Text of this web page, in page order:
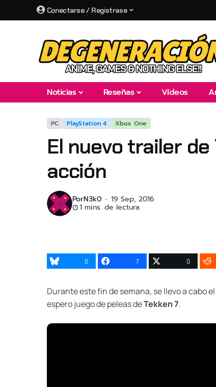
Conectarse / Registrase
Noticias Reseñas Vídeos
PC PlayStation 4 Xbox One
El nuevo trailer
acción
PorN3k0 19 Sep, 2016
1 mins. de lectura
0 7 0
Durante este fin de semana, se llevo a cabo el
espero juego de peleas deTekken 7.